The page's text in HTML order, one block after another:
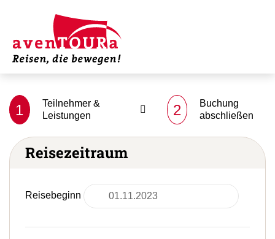
1
Teilnehmer &
Leistungen
2
Buchung
abschließen
Reisezeitraum
Reisebeginn